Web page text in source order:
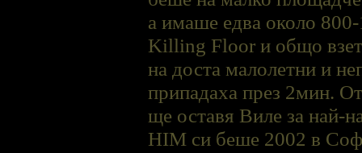
а имаше едва около
Killing Floor и общо
на доста малолетни и
припадаха през 2мин.
ще оставя Виле за най-
HIM си беше 2002 в